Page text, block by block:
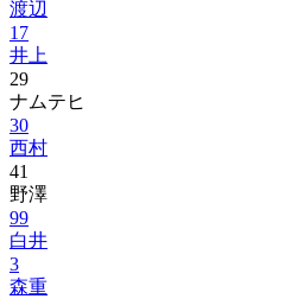
渡辺
17
井上
29
ナムテヒ
30
西村
41
野澤
99
白井
3
森重